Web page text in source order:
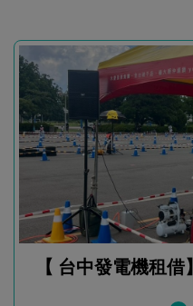
【 台中發電機租借